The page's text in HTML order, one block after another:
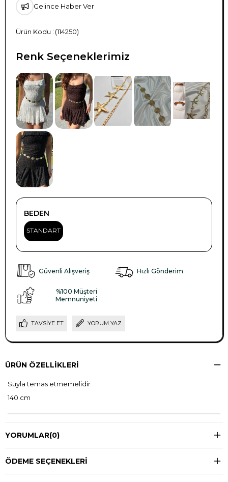
Gelince Haber Ver
(114250)
Renk Seçeneklerimiz
TÜKENDI TÜKENDI TÜKENDI
TÜKENDI
BEDEN
STANDART
Güvenli Alışveriş Hızlı Gönderim
%100 Müşteri
Memnuniyeti
TAVSIYE ET YORUM YAZ
ÜRÜN ÖZELLIKLERI
Suyla temas etmemelidir .
140 cm
YORUMLAR(0)
ÖDEME SEÇENEKLERI